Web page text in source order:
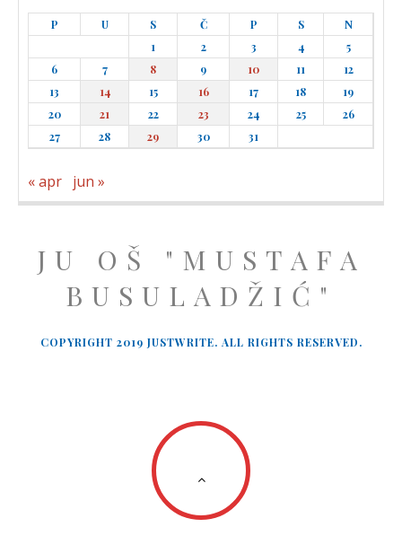
P U S Č P S
N
1
2 3 4
5
6
7 8 9 10 11
12
13
14 15 16 17 18
19
20
21 22 23 24 25
26
27
28 29 30 31
« apr jun »
JU OŠ "MUSTAFA
BUSULADŽIĆ"
COPYRIGHT 2019 JUSTWRITE. ALL RIGHTS RESERVED.